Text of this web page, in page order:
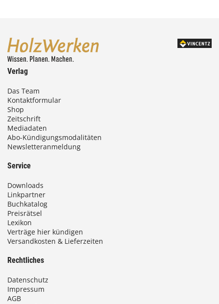
Verlag
Das Team
Kontaktformular
Shop
Zeitschrift
Mediadaten
Abo-Kündigungsmodalitäten
Newsletteranmeldung
Service
Downloads
Linkpartner
Buchkatalog
Preisrätsel
Lexikon
Verträge hier kündigen
Versandkosten & Lieferzeiten
Rechtliches
Datenschutz
Impressum
AGB